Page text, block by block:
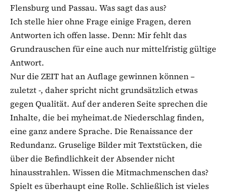
Flensburg und Passau. Was sagt das aus?
Ich stelle hier ohne Frage einige Fragen, deren
Antworten ich offen lasse. Denn: Mir fehlt das
Grundrauschen für eine auch nur mittelfristig gültige
Antwort.
Nur die ZEIT hat an Auflage gewinnen können –
zuletzt -, daher spricht nicht grundsätzlich etwas
gegen Qualität. Auf der anderen Seite sprechen die
Inhalte, die bei myheimat.de Niederschlag finden,
eine ganz andere Sprache. Die Renaissance der
Redundanz. Gruselige Bilder mit Textstücken, die
über die Befindlichkeit der Absender nicht
hinausstrahlen. Wissen die Mitmachmenschen das?
Spielt es überhaupt eine Rolle. Schließlich ist vieles